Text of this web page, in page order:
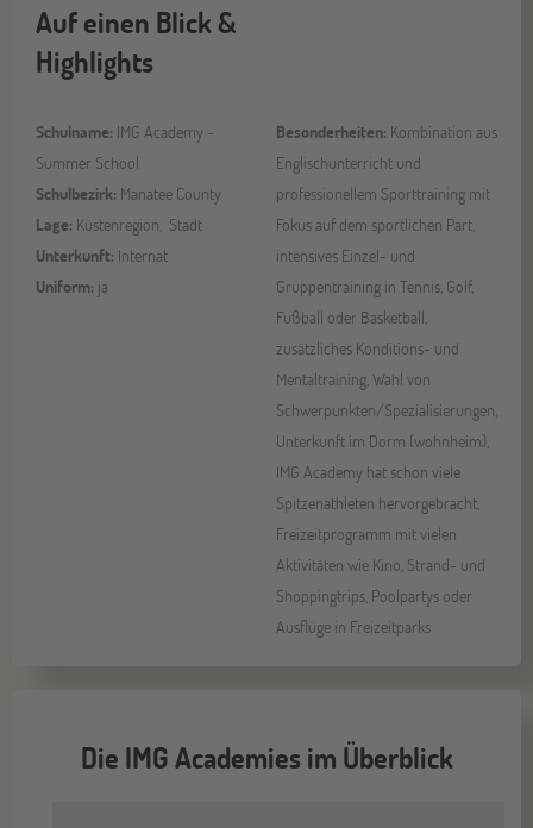
Auf einen Blick &
Highlights
Schulname: IMG Academy -
Summer School
Schulbezirk: Manatee County
Lage: Küstenregion, Stadt
Unterkunft: Internat
Uniform: ja
Besonderheiten: Kombination aus
Englischunterricht und
professionellem Sporttraining mit
Fokus auf dem sportlichen Part,
intensives Einzel- und
Gruppentraining in Tennis, Golf,
Fußball oder Basketball,
zusätzliches Konditions- und
Mentaltraining, Wahl von
Schwerpunkten/Spezialisierungen,
Unterkunft im Dorm (wohnheim),
IMG Academy hat schon viele
Spitzenathleten hervorgebracht,
Freizeitprogramm mit vielen
Aktivitäten wie Kino, Strand- und
Shoppingtrips, Poolpartys oder
Ausflüge in Freizeitparks
Die IMG Academies im Überblick